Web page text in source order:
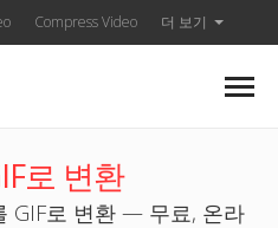
Compress Video 더 보기
로 변환
GIF로 변환 — 무료, 온라